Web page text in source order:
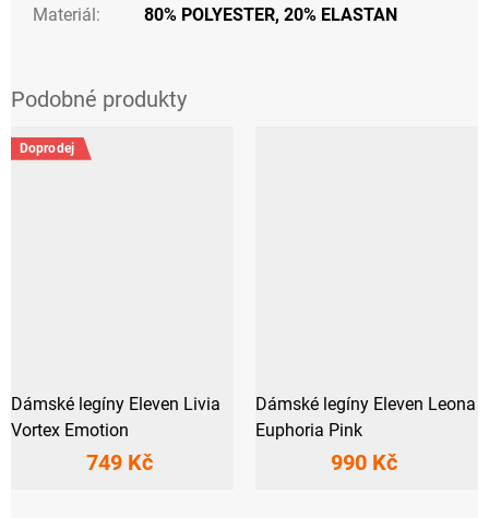
Materiál: 80% POLYESTER, 20% ELASTAN
Doprodej
Dámské legíny Eleven Livia
Vortex Emotion
749 Kč
Dámské legíny Eleven Leona
Euphoria Pink
990 Kč